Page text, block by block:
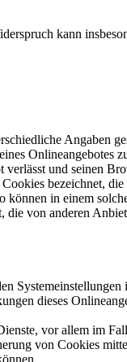
kann
Angaben
Onlineangebotes
und seinen
bezeichnet,
in einem
von anderen
dieses
vor allem im
von Cookies